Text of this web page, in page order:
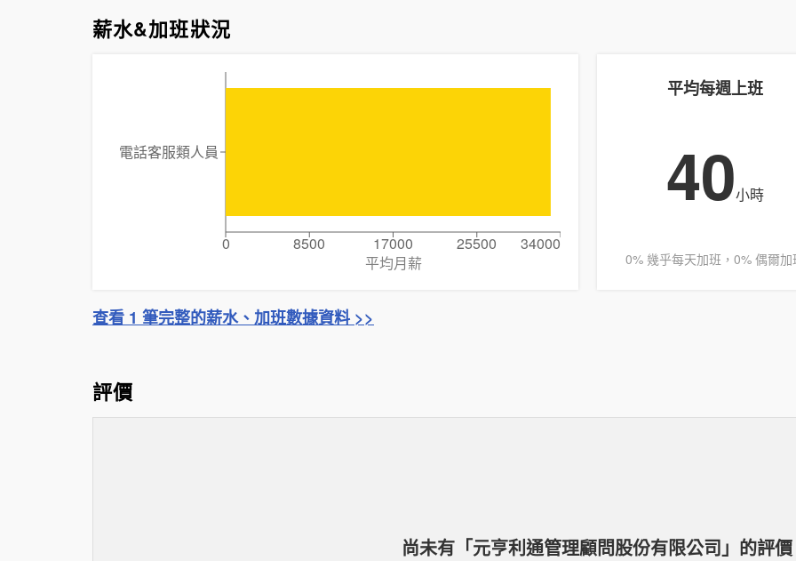
薪水&加班狀況
0 8500 17000 25500
34000
平均月薪
電話客服類人員
平均每週上班
40小時
0% 幾乎每天加班，0% 偶爾加
查看 1 筆完整的薪水、加班數據資料 >>
評價
尚未有「元亨利通管理顧問股份有限公司」的評價